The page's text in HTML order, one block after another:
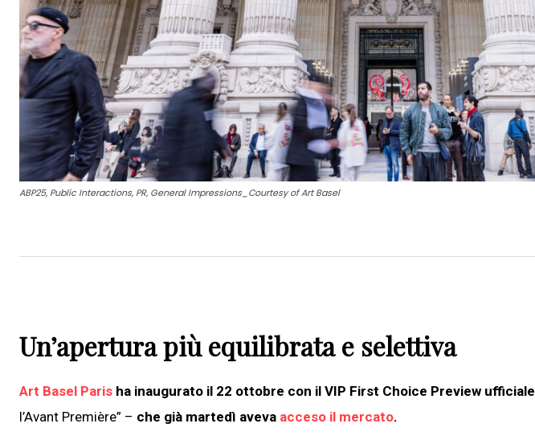
ABP25, Public Interactions, PR, General Impressions_Courtesy of Art Basel
Un’apertura più equilibrata e selettiva
Art Basel Paris ha inaugurato il 22 ottobre con il VIP First Choice Preview ufficiale
l’Avant Première” – che già martedì aveva acceso il mercato.